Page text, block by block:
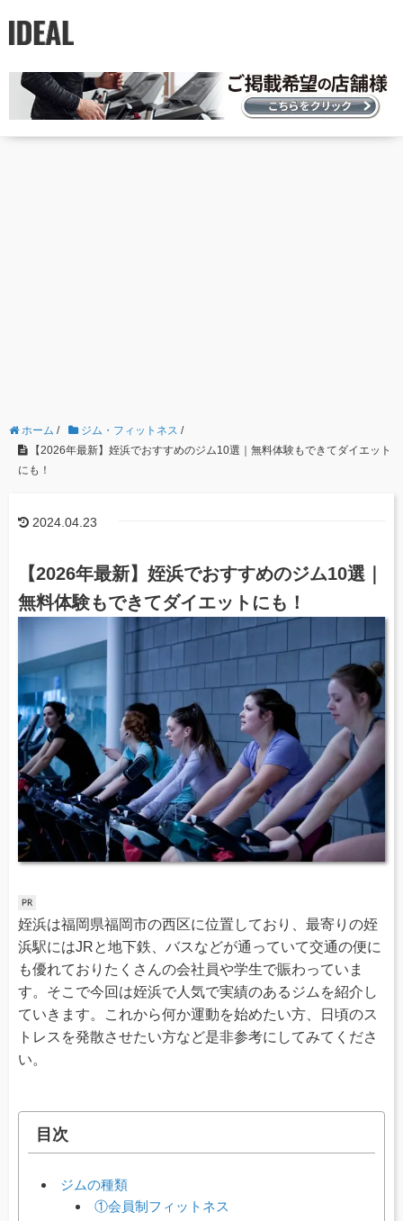
ホーム / ジム・フィットネス /
【2026年最新】姪浜でおすすめのジム10選｜無料体験もできてダイエット
にも！
2024.04.23
【2026年最新】姪浜でおすすめのジム10選｜
無料体験もできてダイエットにも！
姪浜は福岡県福岡市の西区に位置しており、最寄りの姪
浜駅にはJRと地下鉄、バスなどが通っていて交通の便に
も優れておりたくさんの会社員や学生で賑わっていま
す。そこで今回は姪浜で人気で実績のあるジムを紹介し
ていきます。これから何か運動を始めたい方、日頃のス
トレスを発散させたい方など是非参考にしてみてくださ
い。
目次
ジムの種類
①会員制フィットネス